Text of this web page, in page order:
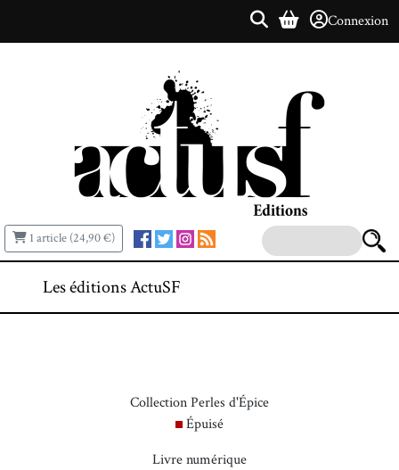
Connexion
1 article (24,90 €)
Les éditions ActuSF
Collection Perles d'Épice
Épuisé
Livre numérique